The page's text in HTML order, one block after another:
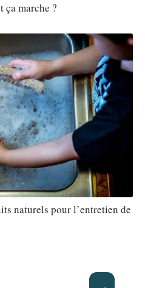
ça marche ?
naturels pour l’entretien de